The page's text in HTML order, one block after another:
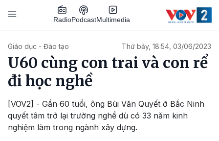
Nhảy đến nội dung
RadioPodcastMultimedia
Giáo dục - Đào tạo Thứ bảy, 18:54, 03/06/2023
U60 cùng con trai và con rể
đi học nghề
[VOV2] - Gần 60 tuổi, ông Bùi Văn Quyết ở Bắc Ninh
quyết tâm trở lại trường nghề dù có 33 năm kinh
nghiệm làm trong ngành xây dựng.